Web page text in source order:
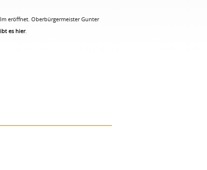
eröffnet. Oberbürgermeister Gunter
es hier.